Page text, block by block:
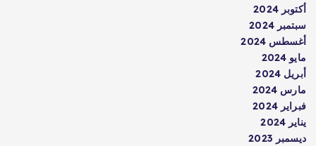
أكتوبر 2024
سبتمبر 2024
أغسطس 2024
مايو 2024
أبريل 2024
مارس 2024
فبراير 2024
يناير 2024
ديسمبر 2023